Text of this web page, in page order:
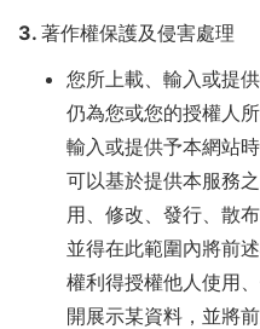
3. 著作權保護及侵害處理
您所上載、輸入或提
仍為您或您的授權人
輸入或提供予本網站
可以基於提供本服務
用、修改、發行、散
並得在此範圍內將前
權利得授權他人使用
開展示某資料，並將